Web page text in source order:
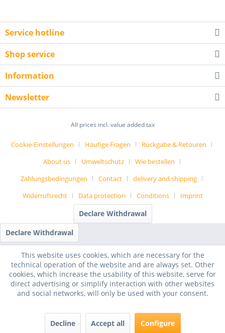
Service hotline
Shop service
Information
Newsletter
All prices incl. value added tax
Cookie-Einstellungen Häufige Fragen
Rückgabe & Retouren
About us
Umweltschutz
Wie bestellen
Zahlungsbedingungen
Contact
delivery and shipping
Widerrufsrecht
Data protection Conditions Imprint
Declare Withdrawal
This website uses cookies, which are necessary for the
technical operation of the website and are always set. Other
cookies, which increase the usability of this website, serve for
direct advertising or simplify interaction with other websites
and social networks, will only be used with your consent.
Decline Accept all Configure
Declare Withdrawal